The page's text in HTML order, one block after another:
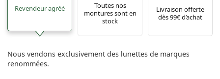
Revendeur agréé
Toutes nos
montures sont en
stock
Livraison offerte
dès 99€ d’achat
Nous vendons exclusivement des lunettes de marques
renommées.